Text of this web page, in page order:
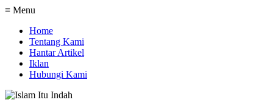
≡ Menu
Home
Tentang Kami
Hantar Artikel
Iklan
Hubungi Kami